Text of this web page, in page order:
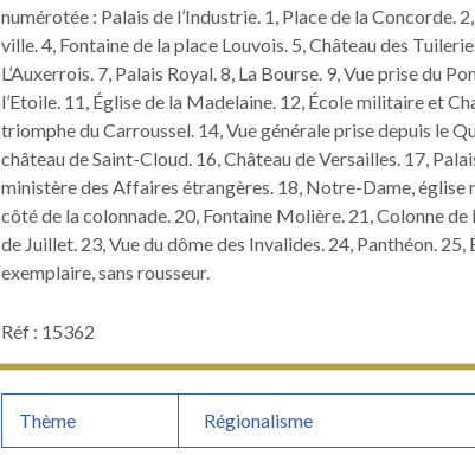
numérotée : Palais de l’Industrie. 1, Place de la Concorde.
ville. 4, Fontaine de la place Louvois. 5, Château des
L’Auxerrois. 7, Palais Royal. 8, La Bourse. 9, Vue prise du
l’Etoile. 11, Église de la Madelaine. 12, École militaire et
triomphe du Carroussel. 14, Vue générale prise depuis le
château de Saint-Cloud. 16, Château de Versailles. 17,
ministère des Affaires étrangères. 18, Notre-Dame, église
côté de la colonnade. 20, Fontaine Molière. 21, Colonne de
de Juillet. 23, Vue du dôme des Invalides. 24, Panthéon. 25,
exemplaire, sans rousseur.
Réf : 15362
Thème Régionalisme